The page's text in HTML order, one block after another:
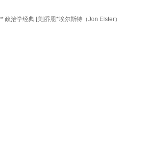
治学经典 [美]乔恩*埃尔斯特（Jon Elster）